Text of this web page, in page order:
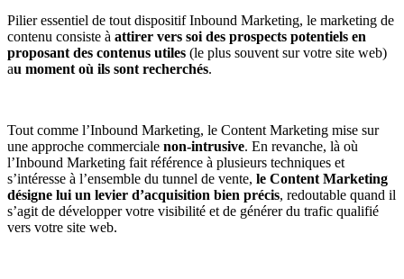
Pilier essentiel de tout dispositif Inbound Marketing, le marketing de
contenu consiste à attirer vers soi des prospects potentiels en
proposant des contenus utiles (le plus souvent sur votre site web)
au moment où ils sont recherchés.
Tout comme l’Inbound Marketing, le Content Marketing mise sur
une approche commerciale non-intrusive. En revanche, là où
l’Inbound Marketing fait référence à plusieurs techniques et
s’intéresse à l’ensemble du tunnel de vente, le Content Marketing
désigne lui un levier d’acquisition bien précis, redoutable quand il
s’agit de développer votre visibilité et de générer du trafic qualifié
vers votre site web.